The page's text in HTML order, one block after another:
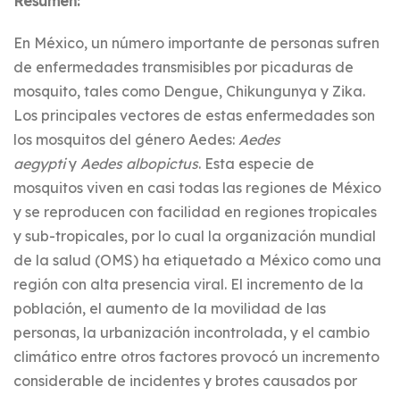
En México, un número importante de personas sufren
de enfermedades transmisibles por picaduras de
mosquito, tales como Dengue, Chikungunya y Zika.
Los principales vectores de estas enfermedades son
los mosquitos del género Aedes: Aedes
aegyptiy Aedes albopictus. Esta especie de
mosquitos viven en casi todas las regiones de México
y se reproducen con facilidad en regiones tropicales
y sub-tropicales, por lo cual la organización mundial
de la salud (OMS) ha etiquetado a México como una
región con alta presencia viral. El incremento de la
población, el aumento de la movilidad de las
personas, la urbanización incontrolada, y el cambio
climático entre otros factores provocó un incremento
considerable de incidentes y brotes causados por